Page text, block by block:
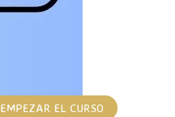
EMPEZAR EL CURSO